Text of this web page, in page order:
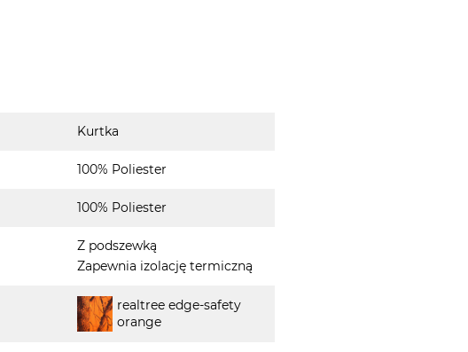
Kurtka
100% Poliester
100% Poliester
Z podszewką
Zapewnia izolację termiczną
realtree edge-safety
orange